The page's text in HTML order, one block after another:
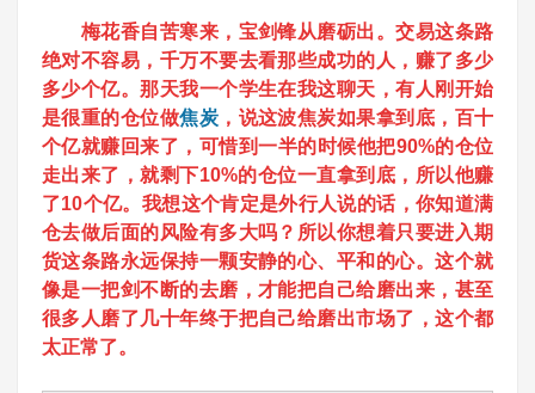
梅花香自苦寒来，宝剑锋从磨砺出。交易这条路
绝对不容易，千万不要去看那些成功的人，赚了多少
多少个亿。那天我一个学生在我这聊天，有人刚开始
是很重的仓位做焦炭 ，说这波焦炭如果拿到底，百十
个亿就赚回来了，可惜到一半的时候他把90%的仓位
走出来了，就剩下10%的仓位一直拿到底，所以他赚
了10个亿。我想这个肯定是外行人说的话，你知道满
仓去做后面的风险有多大吗？所以你想着只要进入期
货这条路永远保持一颗安静的心、平和的心。这个就
像是一把剑不断的去磨，才能把自己给磨出来，甚至
很多人磨了几十年终于把自己给磨出市场了，这个都
太正常了。